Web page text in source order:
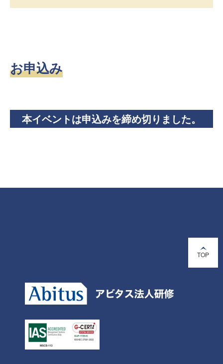
お申込み
本イベントは申込みを締め切りました。
TOP